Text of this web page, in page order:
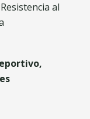
al